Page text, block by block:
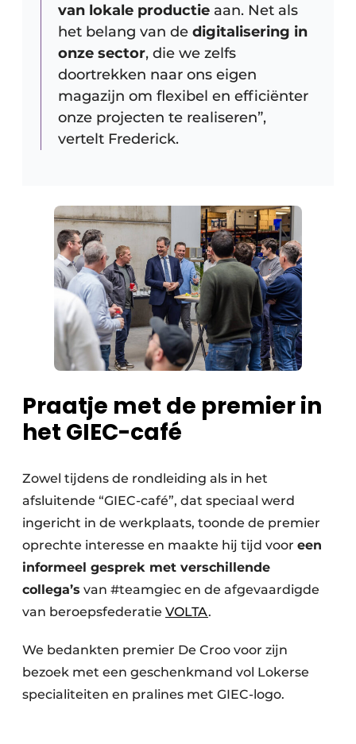
van lokale productie aan. Net als
het belang van de digitalisering in
onze sector, die we zelfs
doortrekken naar ons eigen
magazijn om flexibel en efficiënter
onze projecten te realiseren”,
vertelt Frederick.
Praatje met de premier in
het GIEC-café
Zowel tijdens de rondleiding als in het
afsluitende “GIEC-café”, dat speciaal werd
ingericht in de werkplaats, toonde de premier
oprechte interesse en maakte hij tijd voor een
informeel gesprek met verschillende
collega’s van #teamgiec en de afgevaardigde
van beroepsfederatie VOLTA.
We bedankten premier De Croo voor zijn
bezoek met een geschenkmand vol Lokerse
specialiteiten en pralines met GIEC-logo.